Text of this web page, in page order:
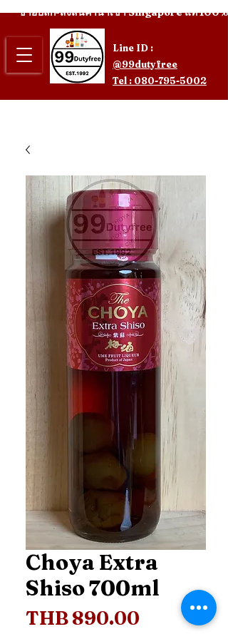
Line ID :
@99dutyfree
Tel : 080-795-5002
ขายปลีก-ส่งสินค้านำเข้า Singapore แท้ 100%
Choya Extra
Shiso 700ml
THB 890.00 Price